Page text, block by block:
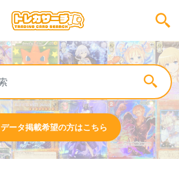
データ掲載希望の方はこちら